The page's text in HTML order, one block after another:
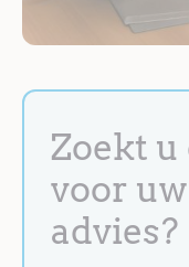
Zoekt
voor
advies?